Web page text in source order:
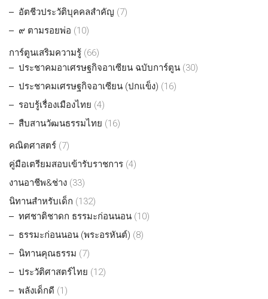
อัตชีวประวัติบุคคลสำคัญ (7)
๙ ตามรอยพ่อ (10)
การ์ตูนเสริมความรู้ (66)
ประชาคมอาเศรษฐกิจอาเซียน ฉบับการ์ตูน (30)
ประชาคมเศรษฐกิจอาเซียน (ปกแข็ง) (16)
รอบรู้เรื่องเมืองไทย (4)
สืบสานวัฒนธรรมไทย (16)
คณิตศาสตร์ (7)
คู่มือเตรียมสอบเข้ารับราชการ (4)
งานอาชีพ&ช่าง (33)
นิทานสำหรับเด็ก (132)
ทศชาติชาดก ธรรมะก่อนนอน (10)
ธรรมะก่อนนอน (พระอรหันต์) (8)
นิทานคุณธรรม (7)
ประวัติศาสตร์ไทย (12)
พลังเด็กดี (1)